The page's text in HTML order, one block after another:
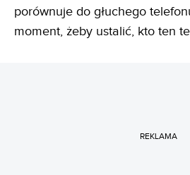
porównuje do głuchego
moment, żeby ustalić, kto ten
REKLAMA